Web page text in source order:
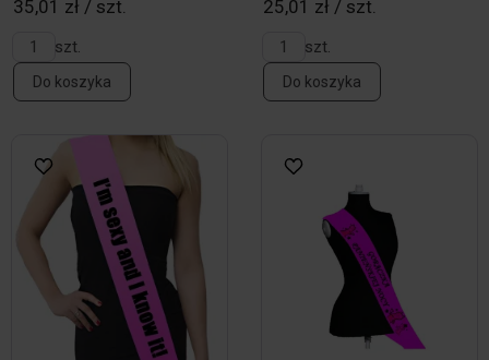
35,01 zł / szt.
szt.
Do koszyka
25,01 zł / szt.
szt.
Do koszyka